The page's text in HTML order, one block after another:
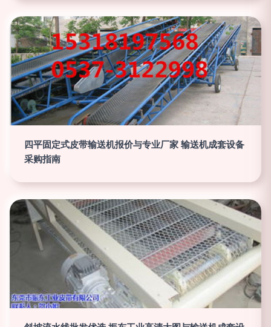
四平固定式皮带输送机报价与专业厂家 输送机成套设备
采购指南